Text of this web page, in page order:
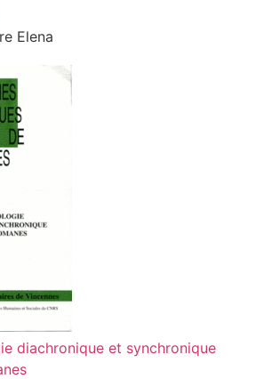
Elena
diachronique et synchronique